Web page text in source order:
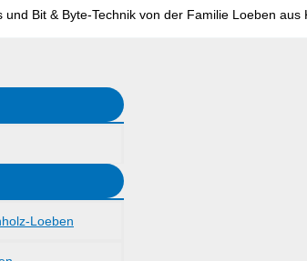
Bit & Byte-Technik von der Familie Loeben aus
Loeben